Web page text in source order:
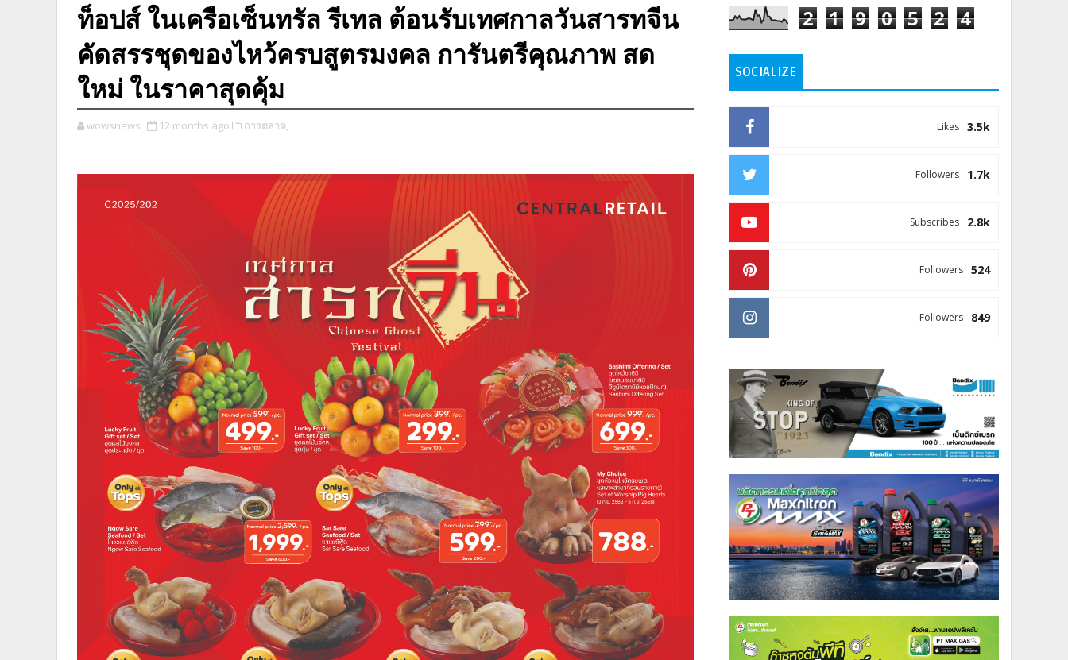
ท็อปส์ ในเครือเซ็นทรัล รีเทล ต้อนรับเทศกาลวันสารทจีน
คัดสรรชุดของไหว้ครบสูตรมงคล การันตรีคุณภาพ สด
ใหม่ ในราคาสุดคุ้ม
wowsnews 12 months ago การตลาด,
2 1 9 0 5 2 4
SOCIALIZE
3.5k
Likes
1.7k
Followers
2.8k
Subscribes
524
Followers
849
Followers